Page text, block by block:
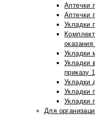
Аптечки
Аптечки
Укладки
Укладки
Укладки
приказу
Укладки
Укладки
Укладки
Для